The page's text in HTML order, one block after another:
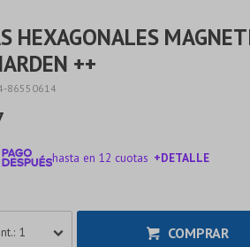
HEXAGONALES
++
86550614
hasta en 12 cuotas +DETALLE
1 COMPRAR